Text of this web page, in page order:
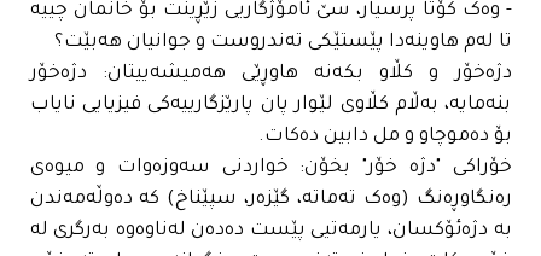
- وەک کۆتا پرسیار، سێ ئامۆژگاریی زێڕینت بۆ خانمان چییە
تا لەم هاوینەدا پێستێکی تەندروست و جوانیان هەبێت؟
دژەخۆر و کڵاو بکەنە هاوڕێی هەمیشەییتان: دژەخۆر
بنەمایە، بەڵام کڵاوی لێوار پان پارێزگارییەکی فیزیایی نایاب
بۆ دەموچاو و مل دابین دەکات.
خۆراکی "دژە خۆر" بخۆن: خواردنی سەوزەوات و میوەی
رەنگاوڕەنگ (وەک تەماتە، گێزەر، سپێناخ) کە دەوڵەمەندن
بە دژەئۆکسان، یارمەتیی پێست دەدەن لەناوەوە بەرگری لە